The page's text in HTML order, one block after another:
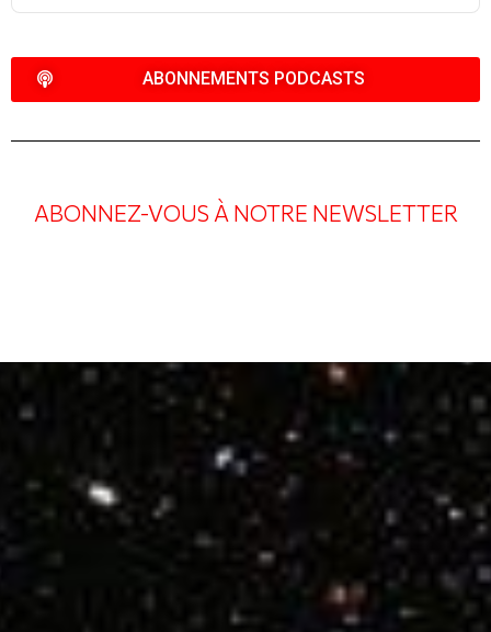
EPISODE
EPISODES
ABONNEMENTS PODCASTS
ABONNEZ-VOUS À NOTRE NEWSLETTER